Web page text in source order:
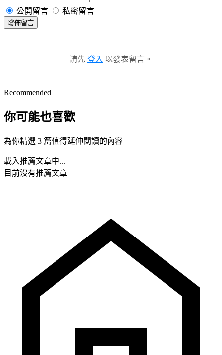
公開留言 私密留言
發佈留言
請先 登入 以發表留言。
Recommended
你可能也喜歡
為你精選 3 篇值得延伸閱讀的內容
載入推薦文章中...
目前沒有推薦文章